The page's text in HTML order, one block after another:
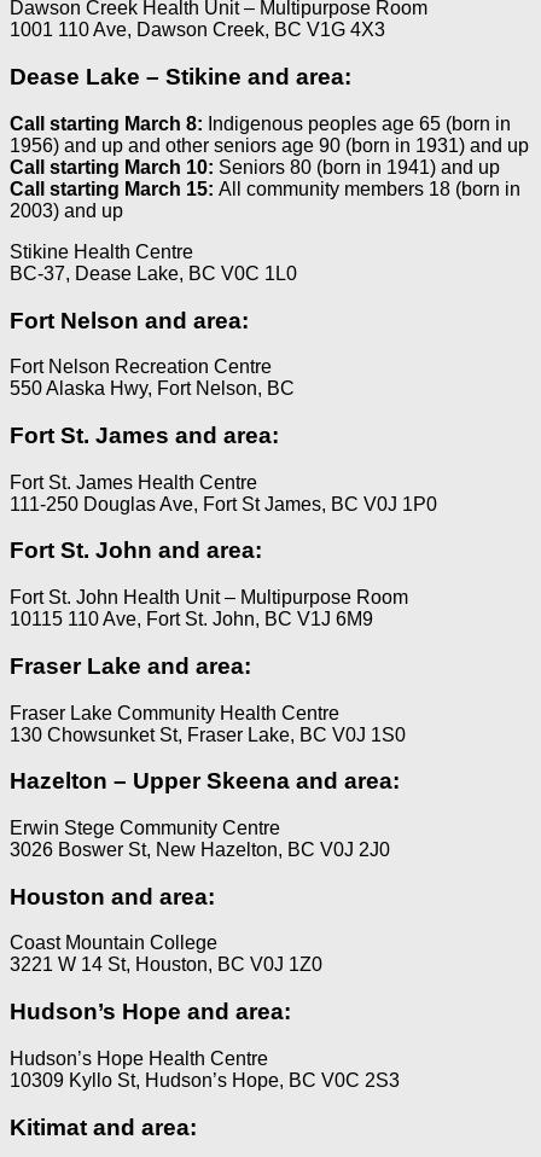
Dawson Creek Health Unit – Multipurpose Room
1001 110 Ave, Dawson Creek, BC V1G 4X3
Dease Lake – Stikine and area:
Call starting March 8: Indigenous peoples age 65 (born in
1956) and up and other seniors age 90 (born in 1931) and up
Call starting March 10: Seniors 80 (born in 1941) and up
Call starting March 15: All community members 18 (born in
2003) and up
Stikine Health Centre
BC-37, Dease Lake, BC V0C 1L0
Fort Nelson and area:
Fort Nelson Recreation Centre
550 Alaska Hwy, Fort Nelson, BC
Fort St. James and area:
Fort St. James Health Centre
111-250 Douglas Ave, Fort St James, BC V0J 1P0
Fort St. John and area:
Fort St. John Health Unit – Multipurpose Room
10115 110 Ave, Fort St. John, BC V1J 6M9
Fraser Lake and area:
Fraser Lake Community Health Centre
130 Chowsunket St, Fraser Lake, BC V0J 1S0
Hazelton – Upper Skeena and area:
Erwin Stege Community Centre
3026 Boswer St, New Hazelton, BC V0J 2J0
Houston and area:
Coast Mountain College
3221 W 14 St, Houston, BC V0J 1Z0
Hudson’s Hope and area:
Hudson’s Hope Health Centre
10309 Kyllo St, Hudson’s Hope, BC V0C 2S3
Kitimat and area: